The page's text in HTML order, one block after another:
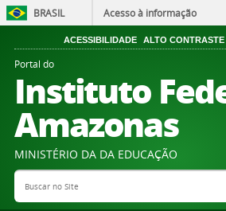
BRASIL Acesso à informação
ACESSIBILIDADE ALTO CONTRASTE
Portal do
Instituto
Amazonas
MINISTÉRIO DA DA EDUCAÇÃO
Search Site